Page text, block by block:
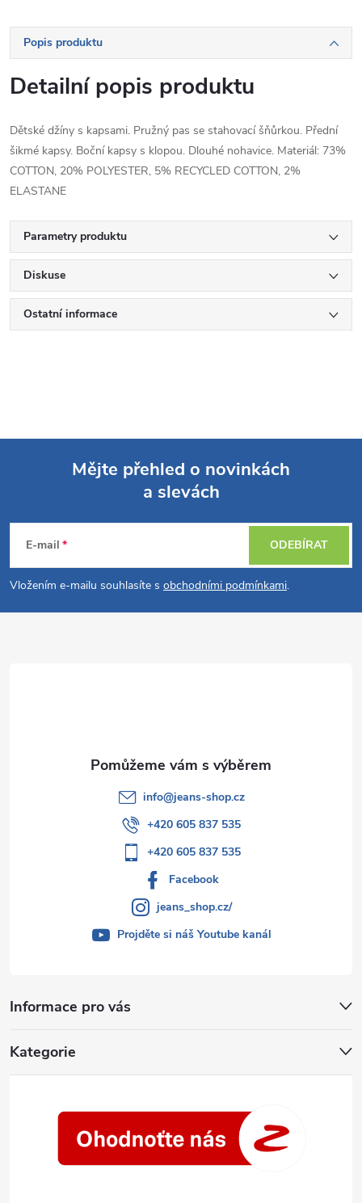
Popis produktu
Detailní popis produktu
Dětské džíny s kapsami. Pružný pas se stahovací šňůrkou. Přední
šikmé kapsy. Boční kapsy s klopou. Dlouhé nohavice. Materiál: 73%
COTTON, 20% POLYESTER, 5% RECYCLED COTTON, 2%
ELASTANE
Parametry produktu
Diskuse
Ostatní informace
p
a
Mějte přehled o novinkách
a slevách
E-mail
Vložením e-mailu souhlasíte s obchodními podmínkami.
ODEBÍRAT
Informace pro vás
Kategorie
info@jeans-shop.cz
+420 605 837 535
+420 605 837 535
Facebook
jeans_shop.cz/
Projděte si náš Youtube kanál